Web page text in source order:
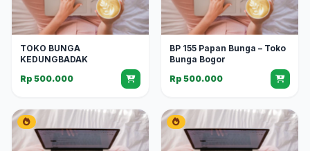
TOKO BUNGA
KEDUNGBADAK
Rp 500.000
BP 155 Papan Bunga – Toko
Bunga Bogor
Rp 500.000